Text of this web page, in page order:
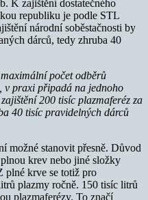
K zajištění dostatečného
republiku je podle STL
národní soběstačnosti by
dárců, tedy zhruba 40
maximální počet odběrů
v praxi připadá na jednoho
200 tisíc plazmaferéz za
40 tisíc pravidelných dárců
možné stanovit přesně. Důvod
krev nebo jiné složky
plné krve se totiž pro
plazmy ročně. 150 tisíc litrů
plazmaferézy. To značí